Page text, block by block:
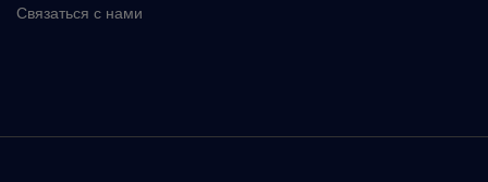
Связаться с нами